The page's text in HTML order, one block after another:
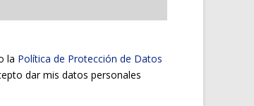
la Política de Protección de Datos
dar mis datos personales